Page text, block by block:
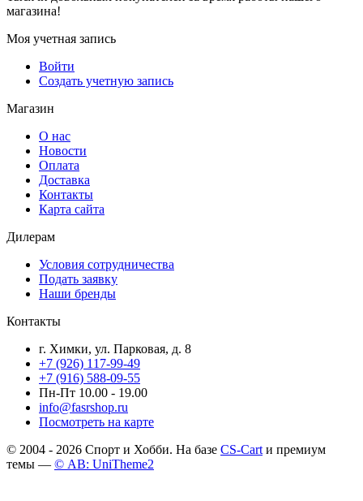
магазина!
Моя учетная запись
Войти
Создать учетную запись
Магазин
О нас
Новости
Оплата
Доставка
Контакты
Карта сайта
Дилерам
Условия сотрудничества
Подать заявку
Наши бренды
Контакты
г. Химки, ул. Парковая, д. 8
+7 (926) 117-99-49
+7 (916) 588-09-55
Пн-Пт 10.00 - 19.00
info@fasrshop.ru
Посмотреть на карте
© 2004 - 2026 Спорт и Хобби. На базе CS-Cart и премиум
темы — © AB: UniTheme2